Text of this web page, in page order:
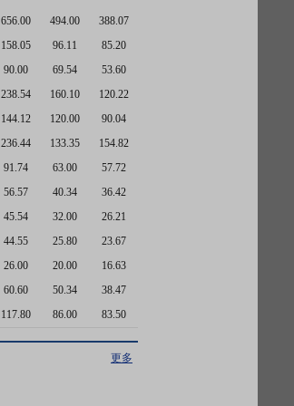
656.00 494.00
388.07
158.05 96.11
85.20
90.00 69.54
53.60
238.54 160.10
120.22
144.12 120.00
90.04
236.44 133.35
154.82
91.74 63.00
57.72
56.57 40.34
36.42
45.54 32.00
26.21
44.55 25.80
23.67
26.00 20.00
16.63
60.60 50.34
38.47
117.80 86.00 83.50
更多